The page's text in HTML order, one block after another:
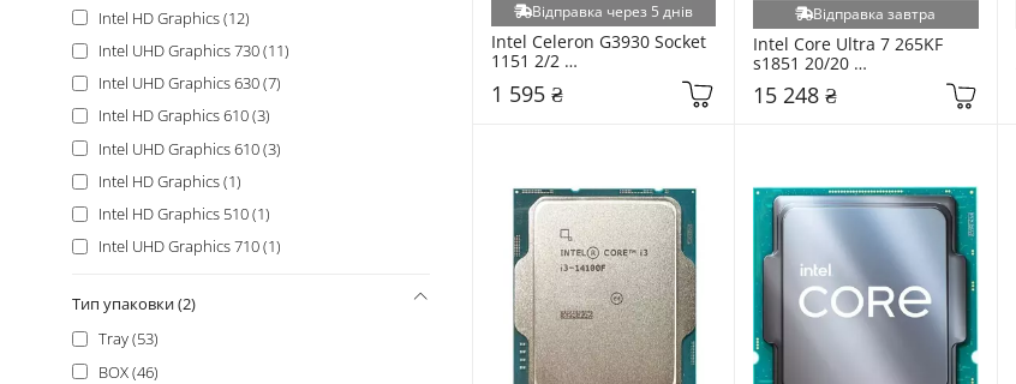
Intel HD Graphics (12)
Intel UHD Graphics 730 (11)
Intel UHD Graphics 630 (7)
Intel HD Graphics 610 (3)
Intel UHD Graphics 610 (3)
Intel HD Graphics (1)
Intel HD Graphics 510 (1)
Intel UHD Graphics 710 (1)
Тип упаковки (2)
Tray (53)
BOX (46)
Відправка через 5 днів
Intel Celeron G3930 Socket
1151 2/2
(CM8066201928610) Tray
1 595 ₴
Відправка завтра
Intel Core Ultra 7 265KF
s1851 20/20
15 248 ₴